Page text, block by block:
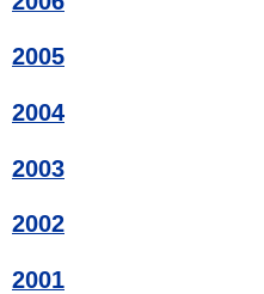
2005
2004
2003
2002
2001